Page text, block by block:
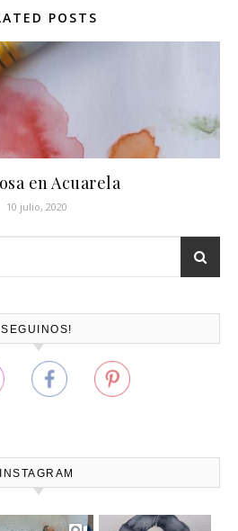
POSTS
en Acuarela
10 julio, 2020
SEGUINOS!
INSTAGRAM